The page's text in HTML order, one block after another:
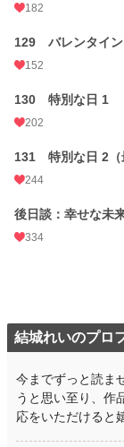
182
129 バレンタイ
152
130 特別な日 1
202
131 特別な日 2（
244
後日談：幸せな未
334
結城れいのプロ
今までずっと読ま
うと思い至り、作
応をいただけると